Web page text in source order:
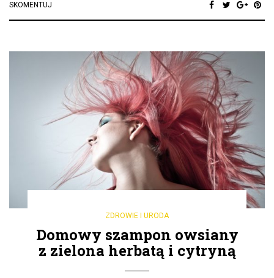
SKOMENTUJ
ZDROWIE I URODA
Domowy szampon owsiany
z zielona herbatą i cytryną